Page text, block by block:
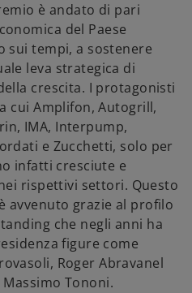
è andato di pari
del Paese
sui tempi, a sostenere
leva strategica di
crescita. I protagonisti
cui Amplifon, Autogrill,
IMA, Interpump,
e Zucchetti, solo per
infatti cresciute e
rispettivi settori. Questo
avvenuto grazie al profilo
che negli anni ha
figure come
Roger Abravanel
Tononi.